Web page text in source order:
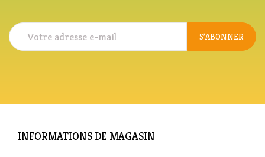
S’ABONNER
INFORMATIONS DE MAGASIN